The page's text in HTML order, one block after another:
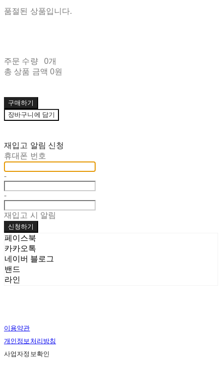
품절된 상품입니다.
주문 수량
0개
총 상품 금액 0원
구매하기
장바구니에 담기
재입고 알림 신청
휴대폰 번호
-
-
재입고 시 알림
신청하기
페이스북
카카오톡
네이버 블로그
밴드
라인
이용약관
개인정보처리방침
사업자정보확인